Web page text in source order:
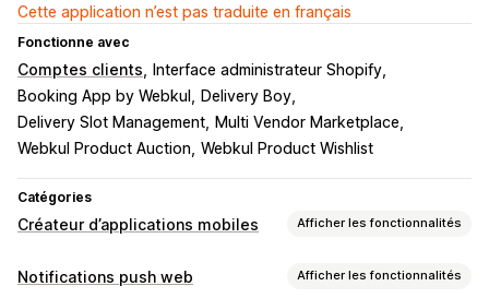
Cette application n’est pas traduite en français
Fonctionne avec
Comptes clients Interface administrateur Shopify
Booking App by Webkul Delivery Boy
Delivery Slot Management Multi Vendor Marketplace
Webkul Product Auction Webkul Product Wishlist
Catégories
Créateur d’applications mobiles Afficher les fonctionnalités
Personnalisation
Notifications push web Afficher les fonctionnalités